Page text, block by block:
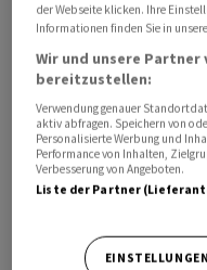
130'000
Davon seien rund
Volksinitiative «Für
Allianz von
unterstützt.
Das Begehren
milliardenschweren
von Kantonen,
der Webseite klicken. Ihre
Informationen finden Sie in
Wir und unsere
bereitzustellen:
Verwendung genauer
aktiv abfragen. Speichern von
Personalisierte Werbung und
Performance von Inhalten,
Verbesserung von Angeboten.
Liste der Partner
EINSTELLUNGEN